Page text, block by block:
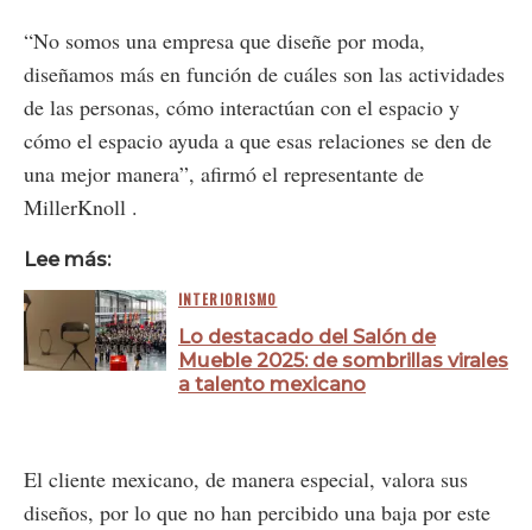
“No somos una empresa que diseñe por moda,
diseñamos más en función de cuáles son las actividades
de las personas, cómo interactúan con el espacio y
cómo el espacio ayuda a que esas relaciones se den de
una mejor manera”, afirmó el representante de
MillerKnoll .
Lee más:
INTERIORISMO
Lo destacado del Salón de
Mueble 2025: de sombrillas virales
a talento mexicano
El cliente mexicano, de manera especial, valora sus
diseños, por lo que no han percibido una baja por este